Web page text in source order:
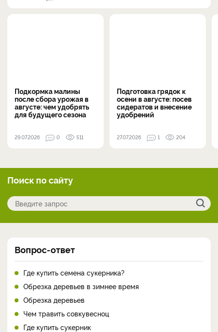
Подкормка малины
после сбора урожая в
августе: чем удобрять
для будущего сезона
29.07.2026 0 511
Подготовка грядок к
осени в августе: посев
сидератов и внесение
удобрений
27.07.2026 1 204
Поиск по сайту
Вопрос-ответ
Где купить семена сукерника?
Обрезка деревьев в зимнее время
Обрезка деревьев
Чем травить совкувесноц
Где купить сукерник